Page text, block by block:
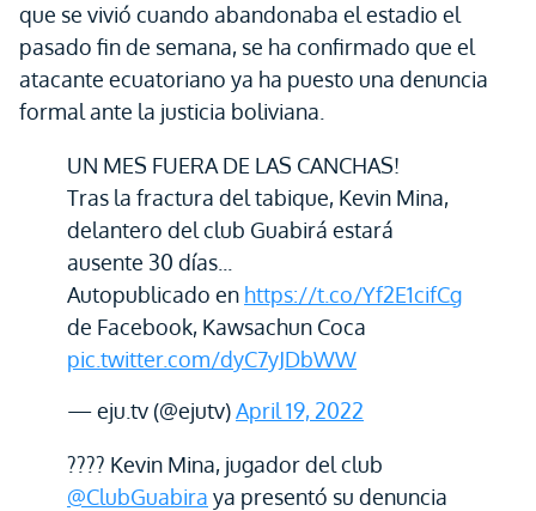
que se vivió cuando abandonaba el estadio el
pasado fin de semana, se ha confirmado que el
atacante ecuatoriano ya ha puesto una denuncia
formal ante la justicia boliviana.
UN MES FUERA DE LAS CANCHAS!
Tras la fractura del tabique, Kevin Mina,
delantero del club Guabirá estará
ausente 30 días...
Autopublicado en https://t.co/Yf2E1cifCg
de Facebook, Kawsachun Coca
pic.twitter.com/dyC7yJDbWW
— eju.tv (@ejutv)April 19, 2022
???? Kevin Mina, jugador del club
@ClubGuabira ya presentó su denuncia